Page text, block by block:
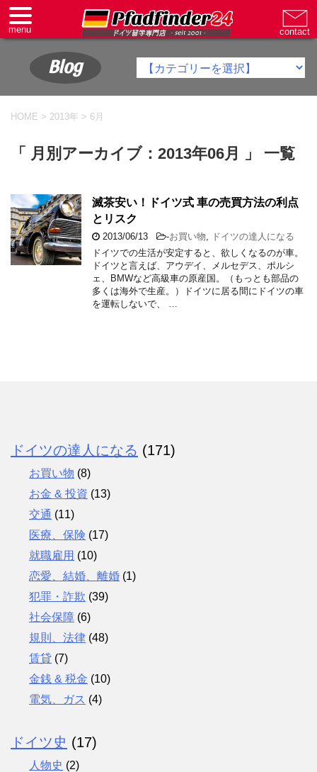
Blog
HOME > 2013年 > 6月
「 月別アーカイブ：2013年06月 」 一覧
滅茶安い！ドイツ式 車の売買方法の利点
とリスク
2013/06/13 -お買い物
ドイツの達人になる
ドイツでの生活が安定すると、欲しくなるのが車。
ドイツと言えば、アウデイ、メルセデス、ポルシ
ェ、BMWなど高級車の原産国。（もっとも部品の
多くは海外で生産。）ドイツに居る間にドイツの車
を運転しないで、 …
ドイツの達人になる (171)
お買い物 (8)
お金 & 投資 (13)
交通 (11)
医療、保険 (17)
就職雇用 (10)
恋愛、結婚、離婚 (1)
犯罪・詐欺 (39)
社会保障 (6)
規則、法律 (48)
賃貸 (7)
金銭 & 税金 (10)
電気、ガス (4)
ドイツ史 (17)
人物史 (2)